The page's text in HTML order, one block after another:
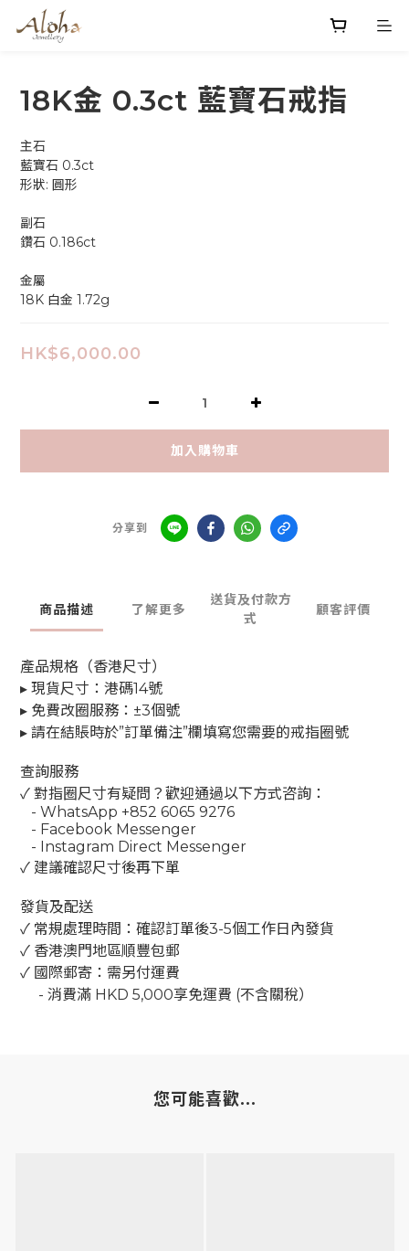
18K金 0.3ct 藍寶石戒指
主石
藍寶石 0.3ct
形狀: 圓形
副石
鑽石 0.186ct
金屬
18K 白金 1.72g
HK$6,000.00
加入購物車
分享到
商品描述 了解更多
送貨及付款方
式
顧客評價
產品規格（香港尺寸）
▸ 現貨尺寸：港碼14號
▸ 免費改圈服務：±3個號
▸ 請在結賬時於”訂單備注”欄填寫您需要的戒指圈號
查詢服務
✓ 對指圈尺寸有疑問？歡迎通過以下方式咨詢：
- WhatsApp +852 6065 9276
- Facebook Messenger
- Instagram Direct Messenger
✓ 建議確認尺寸後再下單
發貨及配送
✓ 常規處理時間：確認訂單後3-5個工作日內發貨
✓ 香港澳門地區順豐包郵
✓ 國際郵寄：需另付運費
- 消費滿 HKD 5,000享免運費 (不含關稅）
您可能喜歡...